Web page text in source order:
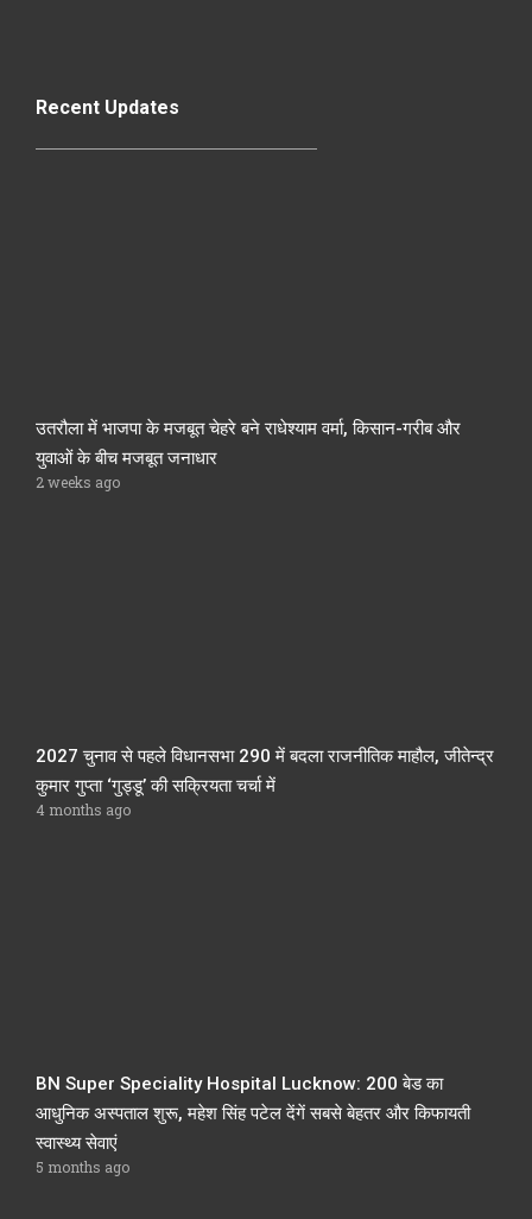
Recent Updates
उतरौला में भाजपा के मजबूत चेहरे बने राधेश्याम वर्मा, किसान-गरीब और
युवाओं के बीच मजबूत जनाधार
2 weeks ago
2027 चुनाव से पहले विधानसभा 290 में बदला राजनीतिक माहौल, जीतेन्द्र
कुमार गुप्ता ‘गुड्डू’ की सक्रियता चर्चा में
4 months ago
BN Super Speciality Hospital Lucknow: 200 बेड का
आधुनिक अस्पताल शुरू, महेश सिंह पटेल देंगें सबसे बेहतर और किफायती
स्वास्थ्य सेवाएं
5 months ago